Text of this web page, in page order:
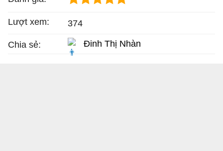
Lượt xem: 374
Chia sẻ: Đinh Thị Nhàn